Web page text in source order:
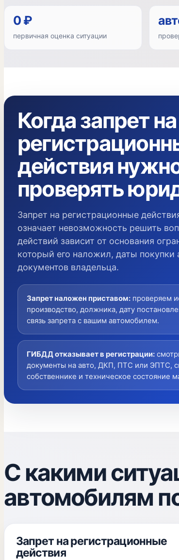
0 ₽
первичная оценка ситуации
Когда запрет на
действия
проверять
Запрет на регистрационные
означает невозможность решить
действий зависит от основания
который его наложил, даты покупки
документов владельца.
Запрет наложен приставом: проверяем
производство, должника, дату
связь запрета с вашим автомобилем.
ГИБДД отказывает в регистрации:
документы на авто, ДКП, ПТС или ЭПТС,
собственнике и техническое состояние
С какими
автомобилям
Запрет на регистрационные
действия